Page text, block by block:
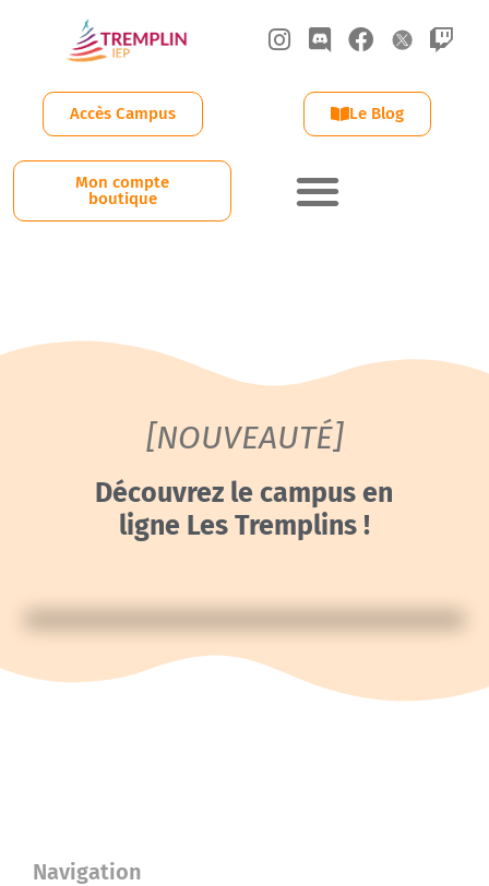
Accès Campus Le Blog
Mon compte
boutique
[NOUVEAUTÉ]
Découvrez le campus en
ligne Les Tremplins !
Navigation